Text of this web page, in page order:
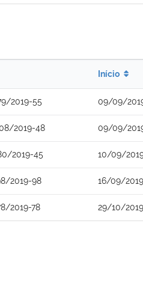
Início
2019-55 09/09/
2019-48 09/09/
2019-45 10/09/
2019-98 16/09/2019
2019-78 29/10/2019